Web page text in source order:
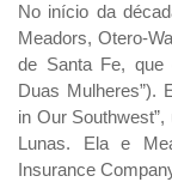
No início da
Meadors, Otero-
de Santa Fe, que
Duas Mulheres”).
in Our
Lunas. Ela e
Insurance